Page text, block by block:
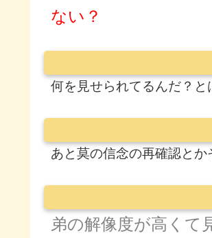
ない？
何を見せられてるんだ？
あと莫の信念の再確認とか
弟の解像度が高く